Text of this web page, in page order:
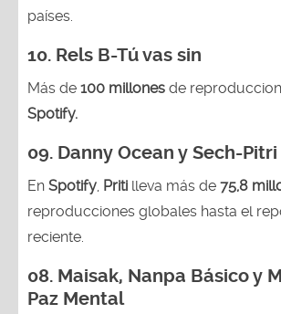
países.
10. Rels B-Tú vas sin
Más de 100 millones de
Spotify.
09. Danny Ocean y Sech-Pitri
En Spotify Priti lleva más de 75,8
reproducciones globales hasta el
reciente.
08. Maisak, Nanpa Básico y
Paz Mental